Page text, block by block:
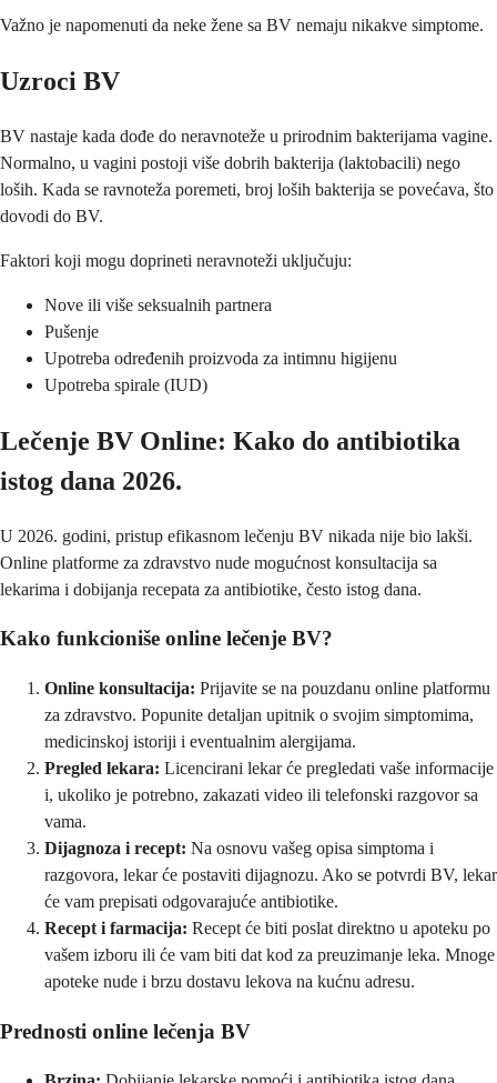
Važno je napomenuti da neke žene sa BV nemaju nikakve simptome.
Uzroci BV
BV nastaje kada dođe do neravnoteže u prirodnim bakterijama vagine.
Normalno, u vagini postoji više dobrih bakterija (laktobacili) nego
loših. Kada se ravnoteža poremeti, broj loših bakterija se povećava, što
dovodi do BV.
Faktori koji mogu doprineti neravnoteži uključuju:
Nove ili više seksualnih partnera
Pušenje
Upotreba određenih proizvoda za intimnu higijenu
Upotreba spirale (IUD)
Lečenje BV Online: Kako do antibiotika
istog dana 2026.
U 2026. godini, pristup efikasnom lečenju BV nikada nije bio lakši.
Online platforme za zdravstvo nude mogućnost konsultacija sa
lekarima i dobijanja recepata za antibiotike, često istog dana.
Kako funkcioniše online lečenje BV?
Online konsultacija: Prijavite se na pouzdanu online platformu
za zdravstvo. Popunite detaljan upitnik o svojim simptomima,
medicinskoj istoriji i eventualnim alergijama.
Pregled lekara: Licencirani lekar će pregledati vaše informacije
i, ukoliko je potrebno, zakazati video ili telefonski razgovor sa
vama.
Dijagnoza i recept: Na osnovu vašeg opisa simptoma i
razgovora, lekar će postaviti dijagnozu. Ako se potvrdi BV, lekar
će vam prepisati odgovarajuće antibiotike.
Recept i farmacija: Recept će biti poslat direktno u apoteku po
vašem izboru ili će vam biti dat kod za preuzimanje leka. Mnoge
apoteke nude i brzu dostavu lekova na kućnu adresu.
Prednosti online lečenja BV